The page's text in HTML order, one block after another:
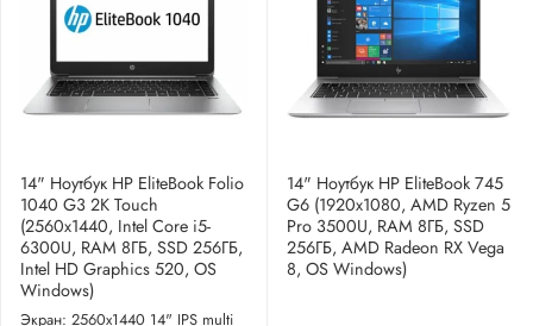
14" Ноутбук HP EliteBook Folio
1040 G3 2K Touch
(2560x1440, Intel Core i5-
6300U, RAM 8ГБ, SSD 256ГБ,
Intel HD Graphics 520, OS
Windows)
Экран: 2560x1440 14" IPS multi
14" Ноутбук HP EliteBook 745
G6 (1920x1080, AMD Ryzen 5
Pro 3500U, RAM 8ГБ, SSD
256ГБ, AMD Radeon RX Vega
8, OS Windows)